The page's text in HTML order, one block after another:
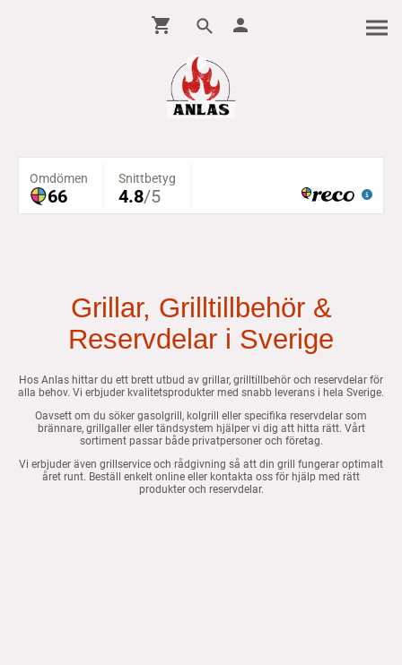
Grillar, Grilltillbehör &
Reservdelar i Sverige
Hos Anlas hittar du ett brett utbud av grillar, grilltillbehör och reservdelar för
alla behov. Vi erbjuder kvalitetsprodukter med snabb leverans i hela Sverige.
Oavsett om du söker gasolgrill, kolgrill eller specifika reservdelar som
brännare, grillgaller eller tändsystem hjälper vi dig att hitta rätt. Vårt
sortiment passar både privatpersoner och företag.
Vi erbjuder även grillservice och rådgivning så att din grill fungerar optimalt
året runt. Beställ enkelt online eller kontakta oss för hjälp med rätt
produkter och reservdelar.